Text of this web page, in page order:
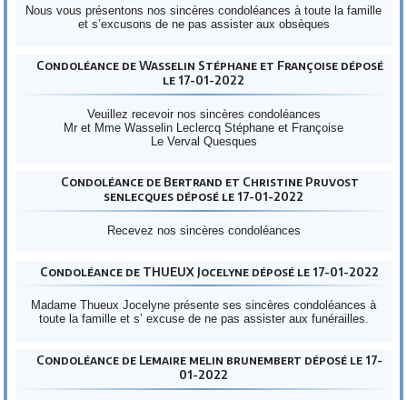
Nous vous présentons nos sincères condoléances à toute la famille
et s’excusons de ne pas assister aux obsèques
Condoléance de Wasselin Stéphane et Françoise déposé
le 17-01-2022
Veuillez recevoir nos sincères condoléances
Mr et Mme Wasselin Leclercq Stéphane et Françoise
Le Verval Quesques
Condoléance de Bertrand et Christine Pruvost
senlecques déposé le 17-01-2022
Recevez nos sincères condoléances
Condoléance de THUEUX Jocelyne déposé le 17-01-2022
Madame Thueux Jocelyne présente ses sincères condoléances à
toute la famille et s’ excuse de ne pas assister aux funérailles.
Condoléance de Lemaire melin brunembert déposé le 17-
01-2022